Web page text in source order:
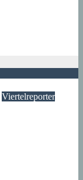
Viertelreporter